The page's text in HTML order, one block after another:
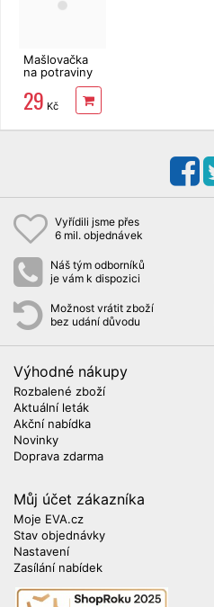
Mašlovačka
na potraviny
střední 16,5
cm
29 Kč
Vyřídili jsme přes
6 mil. objednávek
Náš tým odborníků
je vám k dispozici
Možnost vrátit zboží
bez udání důvodu
Výhodné nákupy
Rozbalené zboží
Aktuální leták
Akční nabídka
Novinky
Doprava zdarma
Můj účet zákazníka
Moje EVA.cz
Stav objednávky
Nastavení
Zasílání nabídek